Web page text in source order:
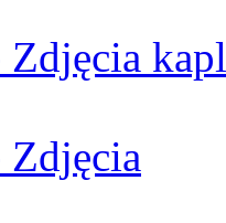
Zdjęcia
Zdjęcia